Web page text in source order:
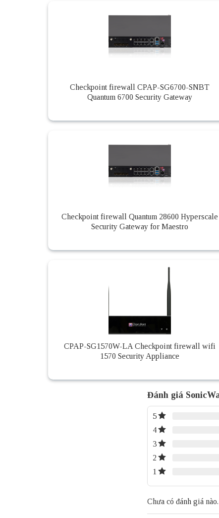
Checkpoint firewall CPAP-SG6700-SNBT
Quantum 6700 Security Gateway
Checkpoint firewall Quantum 28600 Hyperscale
Security Gateway for Maestro
CPAP-SG1570W-LA Checkpoint firewall wifi
1570 Security Appliance
Đánh giá
5
4
3
2
1
Chưa có đánh giá nào.